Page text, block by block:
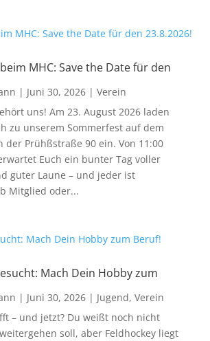
MHC: Save the Date für den
| Juni 30, 2026| Verein
uns! Am 23. August 2026 laden
zu unserem Sommerfest auf dem
der Prühßstraße 90 ein. Von 11:00
Euch ein bunter Tag voller
guter Laune – und jeder ist
Mitglied oder...
Mach Dein Hobby zum
| Juni 30, 2026| Jugend, Verein
– und jetzt? Du weißt noch nicht
soll, aber Feldhockey liegt